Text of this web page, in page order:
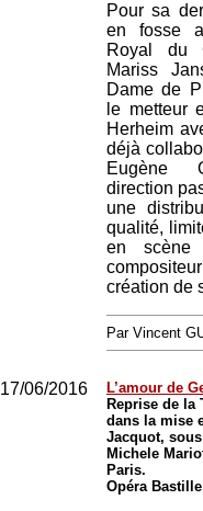
Pour sa
en fosse
Royal du
Mariss
Dame de
le metteur
Herheim
déjà
Eugène
direction
une
qualité,
en
création de
Par Vincent
17/06/2016
L’amour de
Reprise de la
dans la mise
Jacquot,
Michele
Paris.
Opéra